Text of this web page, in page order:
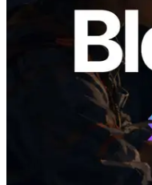
Leer este artículo